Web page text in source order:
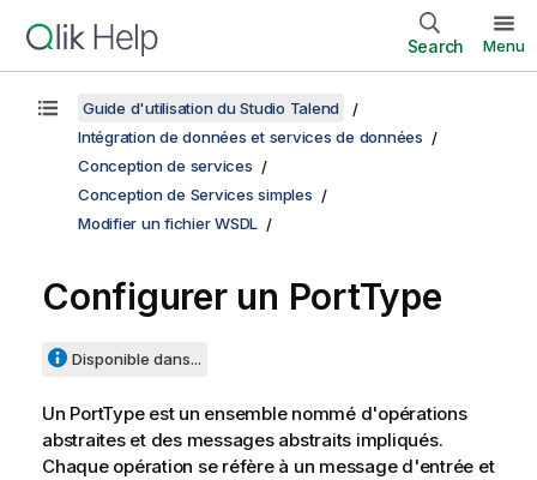
Search Menu
Guide d'utilisation du Studio Talend
Intégration de données et services de données
Conception de services
Conception de Services simples
Modifier un fichier WSDL
Configurer un PortType
Disponible dans...
Un PortType est un ensemble nommé d'opérations
abstraites et des messages abstraits impliqués.
Chaque opération se réfère à un message d'entrée et